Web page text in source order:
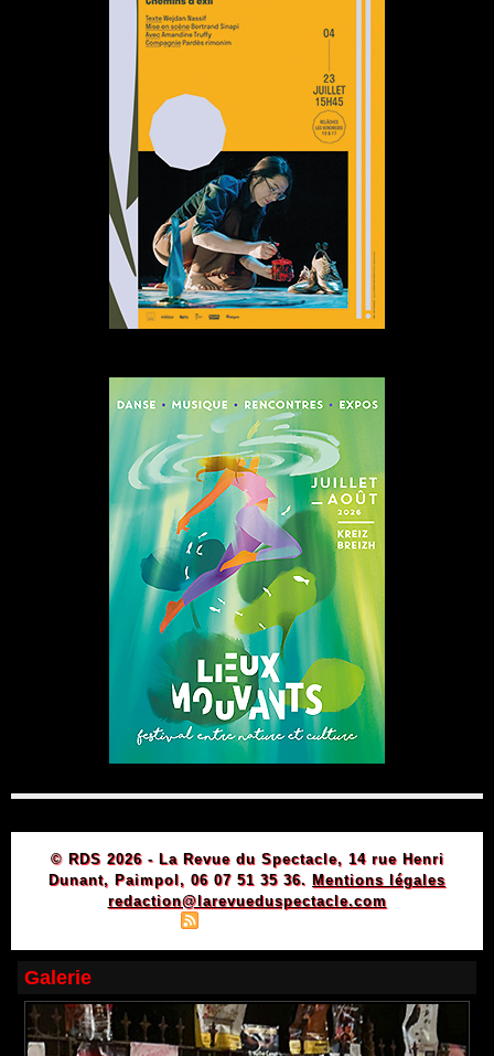
© RDS 2026 - La Revue du Spectacle, 14 rue Henri
Dunant, Paimpol, 06 07 51 35 36. Mentions légales
redaction@larevueduspectacle.com
Galerie